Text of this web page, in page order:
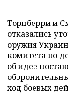
Торнберри и
отказались
оружия
комитета по
об идее
ход боевых